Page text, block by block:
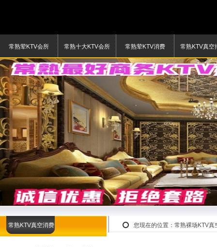
常熟荤KTV会所 常熟十大KTV会所 常熟荤KTV消费 常熟KTV真空
您现在的位置： 常熟裸场KTV真
常熟KTV真空消费